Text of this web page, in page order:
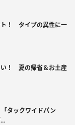
ト！ タイプの異性に一
い！ 夏の帰省＆お土産
タックワイドパン